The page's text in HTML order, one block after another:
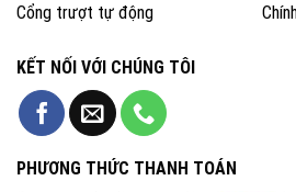
Cổng trượt tự động
KẾT NỐI VỚI CHÚNG TÔI
PHƯƠNG THỨC THANH TOÁN